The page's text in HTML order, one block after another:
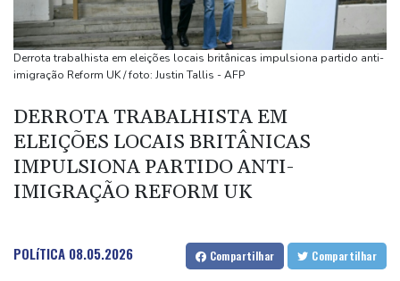
Governo e oposição iniciam diálogo com vistas a uma transição
política na Venezuela
Manifestantes entram em confronto com polícia na Argentina por
projeto de lei em favor da propriedade privada
Trump assina decreto contra 'turismo' da cidadania por
nascimento
Kompany confia nos reforços do Bayern para conquistar a
Champions
Derrota trabalhista em eleições locais britânicas impulsiona partido anti-
imigração Reform UK / foto: Justin Tallis - AFP
DERROTA TRABALHISTA EM
ELEIÇÕES LOCAIS BRITÂNICAS
IMPULSIONA PARTIDO ANTI-
IMIGRAÇÃO REFORM UK
POLíTICA 08.05.2026 Compartilhar Compartilhar